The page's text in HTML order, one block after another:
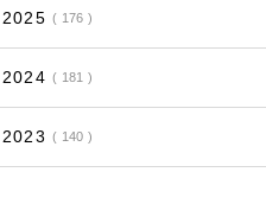
2025 176
2024 181
2023 140